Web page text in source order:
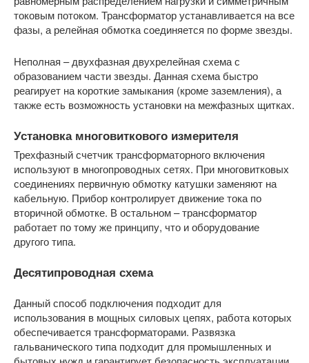
токовым потоком. Трансформатор устанавливается на все
фазы, а релейная обмотка соединяется по форме звезды.
Неполная – двухфазная двухрелейная схема с
образованием части звезды. Данная схема быстро
реагирует на короткие замыкания (кроме заземления), а
также есть возможность установки на межфазных щитках.
Установка многовиткового измерителя
Трехфазный счетчик трансформаторного включения
используют в многопроводных сетях. При многовитковых
соединениях первичную обмотку катушки заменяют на
кабельную. Прибор контролирует движение тока по
вторичной обмотке. В остальном – трансформатор
работает по тому же принципу, что и оборудование
другого типа.
Десятипроводная схема
Данный способ подключения подходит для
использования в мощных силовых цепях, работа которых
обеспечивается трансформаторами. Развязка
гальванического типа подходит для промышленных и